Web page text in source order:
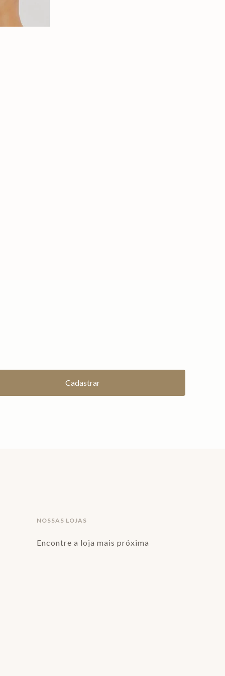
NOSSAS LOJAS
Encontre a loja mais próxima